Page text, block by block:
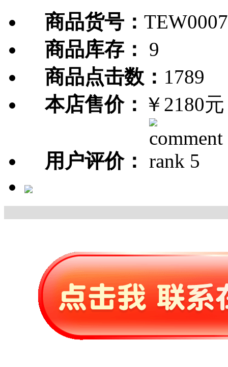
商品货号：
商品库存：
9
商品点击数： 1789
本店售价： ￥2180元
用户评价：